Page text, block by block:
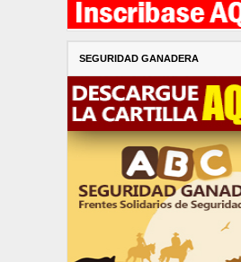
SEGURIDAD GANADERA